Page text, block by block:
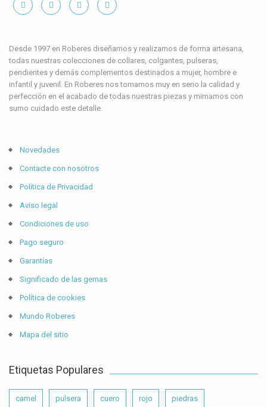
Desde 1997 en Roberes diseñamos y realizamos de forma artesana,
todas nuestras colecciones de collares, colgantes, pulseras,
pendientes y demás complementos destinados a mujer, hombre e
infantil y juvenil. En Roberes nos tomamos muy en serio la calidad y
perfección en el acabado de todas nuestras piezas y mimamos con
sumo cuidado este detalle.
Novedades
Contacte con nosotros
Política de Privacidad
Aviso legal
Condiciones de uso
Pago seguro
Garantías
Significado de las gemas
Política de cookies
Mundo Roberes
Mapa del sitio
Etiquetas Populares
camel pulsera cuero rojo piedras